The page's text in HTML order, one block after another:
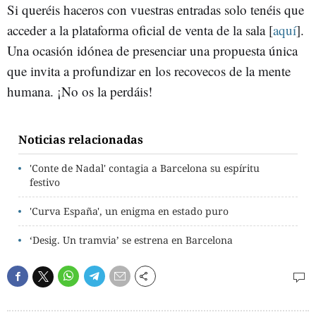
Si queréis haceros con vuestras entradas solo tenéis que
acceder a la plataforma oficial de venta de la sala [aquí].
Una ocasión idónea de presenciar una propuesta única
que invita a profundizar en los recovecos de la mente
humana. ¡No os la perdáis!
Noticias relacionadas
'Conte de Nadal' contagia a Barcelona su espíritu
festivo
'Curva España', un enigma en estado puro
‘Desig. Un tramvia’ se estrena en Barcelona